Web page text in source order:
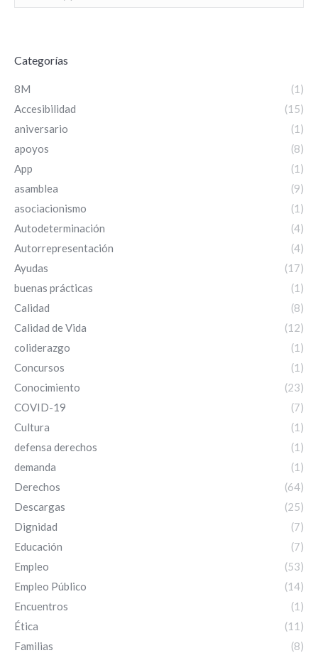
Categorías
8M
(1)
Accesibilidad
(15)
aniversario
(1)
apoyos
(8)
App
(1)
asamblea
(9)
asociacionismo
(1)
Autodeterminación
(4)
Autorrepresentación
(4)
Ayudas
(17)
buenas prácticas
(1)
Calidad
(8)
Calidad de Vida
(12)
coliderazgo
(1)
Concursos
(1)
Conocimiento
(23)
COVID-19
(7)
Cultura
(1)
defensa derechos
(1)
demanda
(1)
Derechos
(64)
Descargas
(25)
Dignidad
(7)
Educación
(7)
Empleo
(53)
Empleo Público
(14)
Encuentros
(1)
Ética
(11)
Familias
(8)